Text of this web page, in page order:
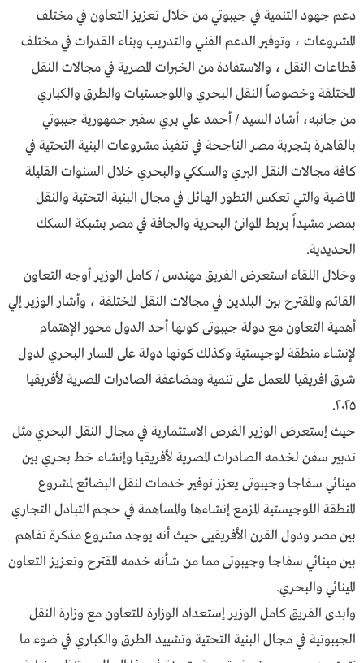
دعم جهود التنمية في جيبوتي من خلال تعزيز التعاون في مختلف
المشروعات ، وتوفير الدعم الفني والتدريب وبناء القدرات في مختلف
قطاعات النقل ، والاستفادة من الخبرات المصرية في مجالات النقل
المختلفة وخصوصاً النقل البحري واللوجستيات والطرق والكباري
من جانبه، أشاد السيد / أحمد علي بري سفير جمهورية جيبوتي
بالقاهرة بتجربة مصر الناجحة في تنفيذ مشروعات البنية التحتية في
كافة مجالات النقل البري والسككي والبحري خلال السنوات القليلة
الماضية والتي تعكس التطور الهائل في مجال البنية التحتية والنقل
بمصر مشيداً بربط الموانئ البحرية والجافة في مصر بشبكة السكك
الحديدية.
وخلال اللقاء استعرض الفريق مهندس / كامل الوزير أوجه التعاون
القائم والمقترح بين البلدين في مجالات النقل المختلفة ، وأشار الوزير إلي
أهمية التعاون مع دولة جيبوتى كونها أحد الدول محور الإهتمام
لإنشاء منطقة لوجيستية وكذلك كونها دولة على المسار البحري لدول
شرق افريقيا للعمل على تنمية ومضاعفة الصادرات المصرية لأفريقيا
٢٠٢٥.
حيث إستعرض الوزير الفرص الاستثمارية في مجال النقل البحري مثل
تدبير سفن لخدمه الصادرات المصرية لأفريقيا وإنشاء خط بحري بين
مينائي سفاجا وجيبوتى يعزز توفير خدمات لنقل البضائع لمشروع
المنطقة اللوجيستية المزمع إنشاءها والمساهمة في حجم التبادل التجاري
بين مصر ودول القرن الأفريقيى حيث أنه يوجد مشروع مذكرة تفاهم
بين مينائي سفاجا وجيبوتى مما من شأنه خدمه المقترح وتعزيز التعاون
المينائي والبحري.
وابدى الفريق كامل الوزير إستعداد الوزارة للتعاون مع وزارة النقل
الجيبوتية في مجال البنية التحتية وتشييد الطرق والكباري في ضوء ما